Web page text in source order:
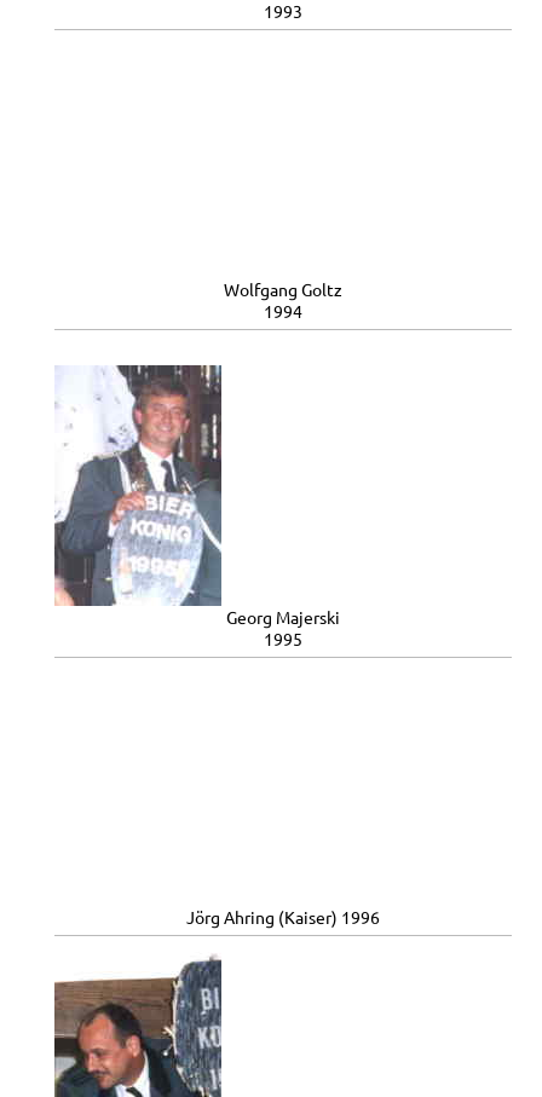
1993
Wolfgang Goltz
1994
Georg Majerski
1995
Jörg Ahring (Kaiser) 1996